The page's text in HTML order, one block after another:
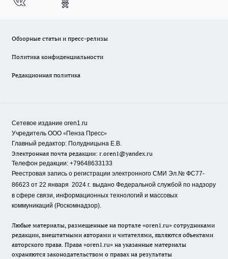
Обзорные статьи и пресс-релизы
Политика конфиденциальности
Редакционная политика
Сетевое издание oren1.ru
Учредитель ООО «Пенза Пресс»
Главный редактор: Полудницына Е.В.
Электронная почта редакции: r.oren1@yandex.ru
Телефон редакции: +79648633133
Реестровая запись о регистрации электронного СМИ Эл.№ ФС77-
86623 от 22 января 2024 г. выдано Федеральной службой по надзору
в сфере связи, информационных технологий и массовых
коммуникаций (Роскомнадзор).
Любые материалы, размещенные на портале «oren1.ru» сотрудниками
редакции, внештатными авторами и читателями, являются объектами
авторского права. Права «oren1.ru» на указанные материалы
охраняются законодательством о правах на результаты